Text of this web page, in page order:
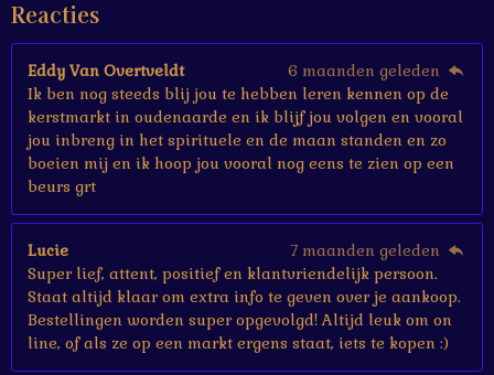
r
r
Reacties
Eddy Van Overtveldt
6 maanden geleden
Ik ben nog steeds blij jou te hebben leren kennen op de
kerstmarkt in oudenaarde en ik blijf jou volgen en vooral
jou inbreng in het spirituele en de maan standen en zo
boeien mij en ik hoop jou vooral nog eens te zien op een
beurs grt
Lucie
7 maanden geleden
Super lief, attent, positief en klantvriendelijk persoon.
Staat altijd klaar om extra info te geven over je aankoop.
Bestellingen worden super opgevolgd! Altijd leuk om on
line, of als ze op een markt ergens staat, iets te kopen :)